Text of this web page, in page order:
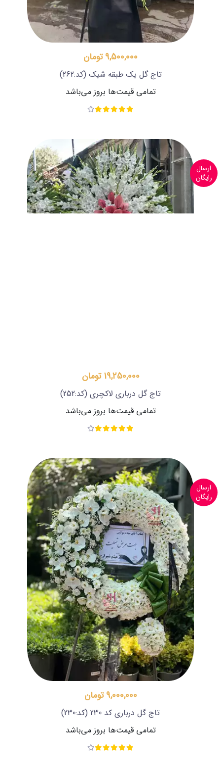
9,500,000 تومان
تاج گل یک طبقه شیک (کد:262)
تمامی قیمت‌ها بروز می‌باشد
ارسال
رایگان
19,250,000 تومان
تاج گل درباری لاکچری (کد:252)
تمامی قیمت‌ها بروز می‌باشد
ارسال
رایگان
9,000,000 تومان
تاج گل درباری کد 230
(کد:230)
تمامی قیمت‌ها بروز می‌باشد